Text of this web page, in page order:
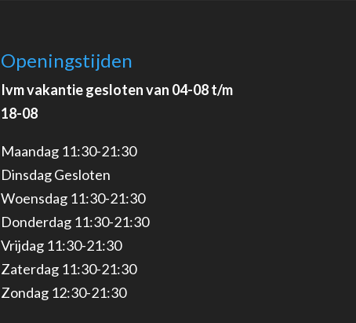
Openingstijden
Ivm vakantie gesloten van 04-08 t/m
18-08
Maandag 11:30-21:30
Dinsdag Gesloten
Woensdag 11:30-21:30
Donderdag 11:30-21:30
Vrijdag 11:30-21:30
Zaterdag 11:30-21:30
Zondag 12:30-21:30